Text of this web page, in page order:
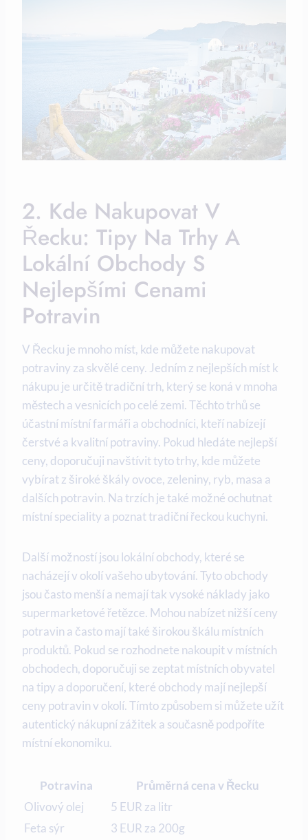
2. Kde Nakupovat V
Řecku: Tipy Na Trhy A
Lokální Obchody S
Nejlepšími Cenami
Potravin
V Řecku je mnoho míst, kde můžete nakupovat
potraviny za skvělé ceny. Jedním z nejlepších míst k
nákupu je určitě tradiční trh, který se koná v mnoha
městech a vesnicích po celé zemi. Těchto trhů se
účastní místní farmáři a obchodníci, kteří nabízejí
čerstvé a kvalitní potraviny. Pokud hledáte nejlepší
ceny, doporučuji navštívit tyto trhy, kde můžete
vybírat z široké škály ovoce, zeleniny, ryb, masa a
dalších potravin. Na trzích je také možné ochutnat
místní speciality a poznat tradiční řeckou kuchyni.
Další možností jsou lokální obchody, které se
nacházejí v okolí vašeho ubytování. Tyto obchody
jsou často menší a nemají tak vysoké náklady jako
supermarketové řetězce. Mohou nabízet nižší ceny
potravin a často mají také širokou škálu místních
produktů. Pokud se rozhodnete nakoupit v místních
obchodech, doporučuji se zeptat místních obyvatel
na tipy a doporučení, které obchody mají nejlepší
ceny potravin v okolí. Tímto způsobem si můžete užít
autentický nákupní zážitek a současně podpoříte
místní ekonomiku.
Potravina
Průměrná cena v Řecku
Olivový olej
5 EUR za litr
Feta sýr
3 EUR za 200g